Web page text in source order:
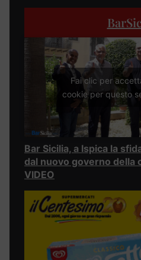
Fai clic per
cookie per questo
Bar Sicilia, a Ispica la
dal nuovo governo della
VIDEO